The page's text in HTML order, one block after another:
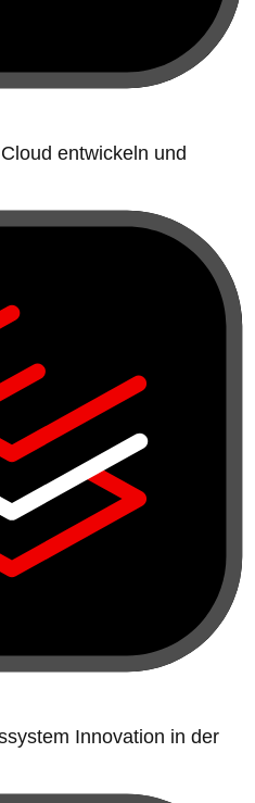
entwickeln und
Innovation in der